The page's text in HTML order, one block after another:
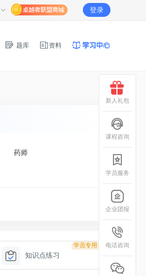
登录
题库 资料
药师
学员专用
知识点练习
新人礼包
课程咨询
学员服务
企业团报
电话咨询